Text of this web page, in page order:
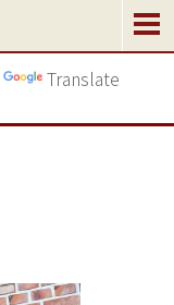
Translate